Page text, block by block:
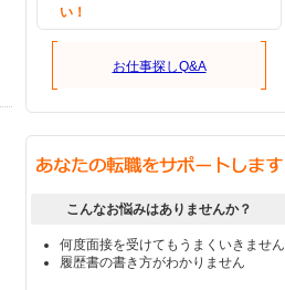
い！
お仕事探しQ&A
こんなお悩みはありませんか？
何度面接を受けてもうまくいきません
履歴書の書き方がわかりません